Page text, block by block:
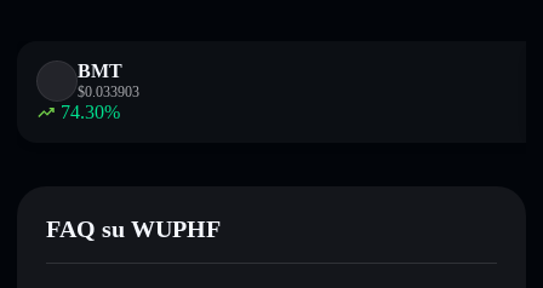
BMT
$0.033903
74.30%
FAQ su WUPHF